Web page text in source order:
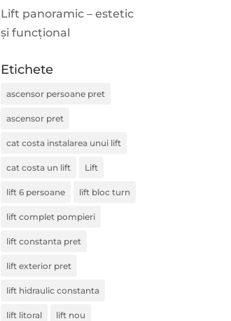
Lift panoramic – estetic
și funcțional
Etichete
ascensor persoane pret
ascensor pret
cat costa instalarea unui lift
cat costa un lift Lift
lift 6 persoane lift bloc turn
lift complet pompieri
lift constanta pret
lift exterior pret
lift hidraulic constanta
lift litoral lift nou